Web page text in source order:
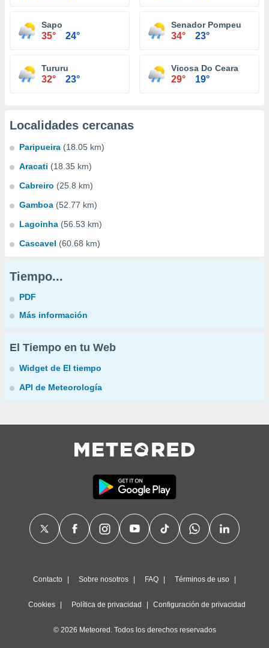
Sapo
35° 24°
Senador Pompeu
34° 23°
Tururu
32° 23°
Vicosa Do Ceara
29° 19°
Localidades cercanas
Paripueira (18.05 km)
Aracati (18.35 km)
Cabreiro (25.8 km)
Gamboa (52.77 km)
Lagoinha (56.53 km)
Cascavel (60.68 km)
Tiempo...
PDF
Más información
El Tiempo en tu Web
Widget de El tiempo
API de Meteorología
Contacto Sobre nosotros FAQ Términos de uso
Cookies Política de privacidad Configuración de privacidad
© 2026 Meteored. Todos los derechos reservados